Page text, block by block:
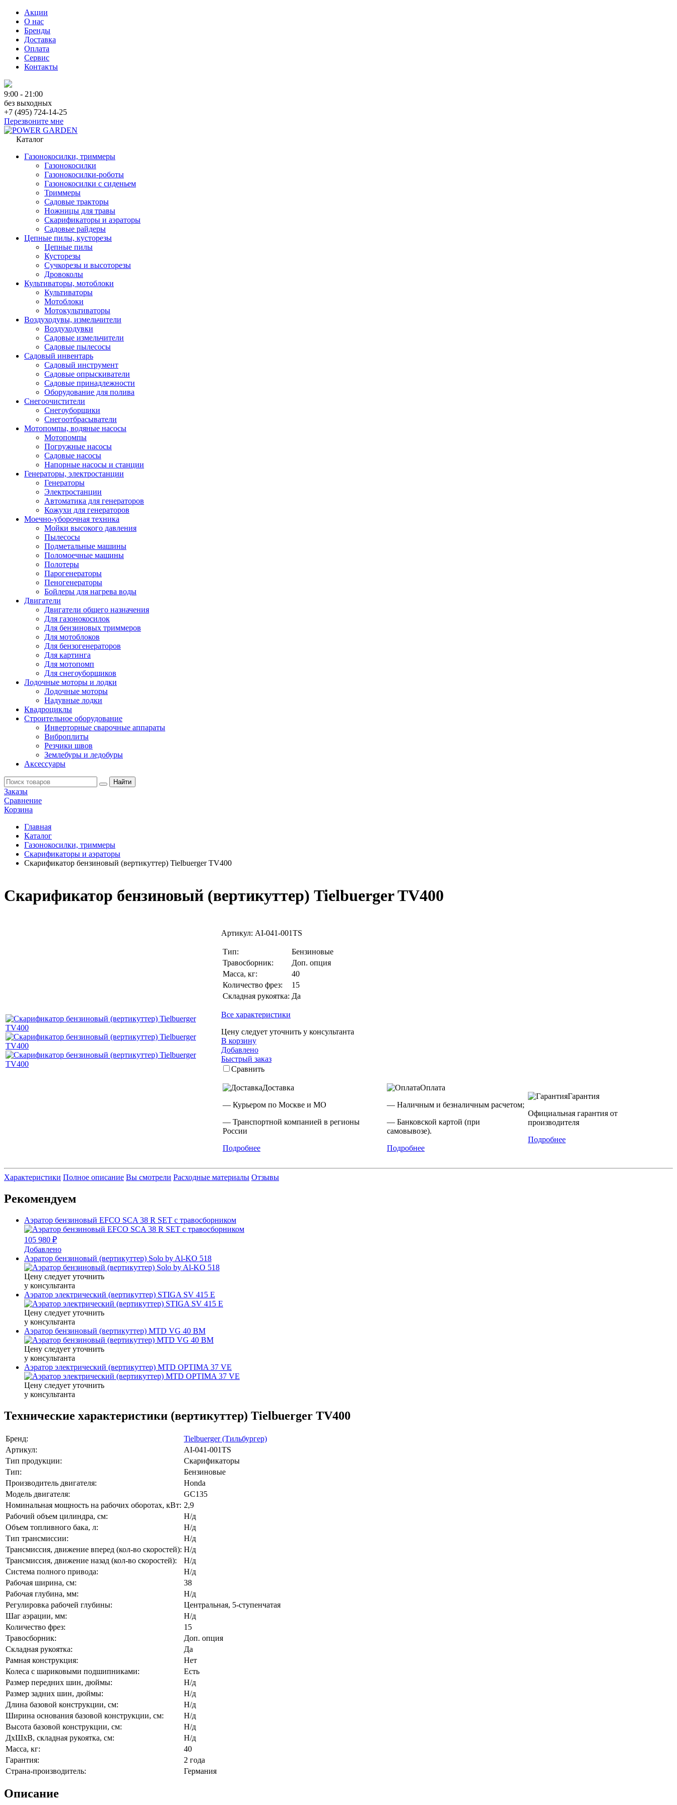
Акции
О нас
Бренды
Доставка
Оплата
Сервис
Контакты
9:00 - 21:00
без выходных
+7 (495) 724-14-25
Перезвоните мне
Каталог
Газонокосилки, триммеры
Газонокосилки
Газонокосилки-роботы
Газонокосилки с сиденьем
Триммеры
Садовые тракторы
Ножницы для травы
Скарификаторы и аэраторы
Садовые райдеры
Цепные пилы, кусторезы
Цепные пилы
Кусторезы
Сучкорезы и высоторезы
Дровоколы
Культиваторы, мотоблоки
Культиваторы
Мотоблоки
Мотокультиваторы
Воздуходувы, измельчители
Воздуходувки
Садовые измельчители
Садовые пылесосы
Садовый инвентарь
Садовый инструмент
Садовые опрыскиватели
Садовые принадлежности
Оборудование для полива
Снегоочистители
Снегоуборщики
Снегоотбрасыватели
Мотопомпы, водяные насосы
Мотопомпы
Погружные насосы
Садовые насосы
Напорные насосы и станции
Генераторы, электростанции
Генераторы
Электростанции
Автоматика для генераторов
Кожухи для генераторов
Моечно-уборочная техника
Мойки высокого давления
Пылесосы
Подметальные машины
Поломоечные машины
Полотеры
Парогенераторы
Пеногенераторы
Бойлеры для нагрева воды
Двигатели
Двигатели общего назначения
Для газонокосилок
Для бензиновых триммеров
Для мотоблоков
Для бензогенераторов
Для картинга
Для мотопомп
Для снегоуборщиков
Лодочные моторы и лодки
Лодочные моторы
Надувные лодки
Квадроциклы
Строительное оборудование
Инверторные сварочные аппараты
Виброплиты
Резчики швов
Землебуры и ледобуры
Аксессуары
Заказы
Сравнение
Корзина
Главная
Каталог
Газонокосилки, триммеры
Скарификаторы и аэраторы
Скарификатор бензиновый (вертикуттер) Tielbuerger TV400
Скарификатор бензиновый (вертикуттер) Tielbuerger TV400
Артикул: AI-041-001TS
Тип:
Бензиновые
Травосборник:
Доп. опция
Масса, кг:
40
Количество фрез:
15
Складная рукоятка: Да
Все характеристики
Цену следует уточнить у консультанта
В корзину
Добавлено
Быстрый заказ
Сравнить
Доставка
— Курьером по Москве и МО
— Транспортной компанией в регионы
России
Подробнее
Оплата
— Наличным и безналичным расчетом;
— Банковской картой (при
самовывозе).
Подробнее
Гарантия
Официальная гарантия от
производителя
Подробнее
Характеристики Полное описание Вы смотрели Расходные материалы Отзывы
Рекомендуем
Аэратор бензиновый EFCO SCA 38 R SET с травосборником
105 980 ₽
Добавлено
Аэратор бензиновый (вертикуттер) Solo by Al-KO 518
Цену следует уточнить
у консультанта
Аэратор электрический (вертикуттер) STIGA SV 415 E
Цену следует уточнить
у консультанта
Аэратор бензиновый (вертикуттер) MTD VG 40 BM
Цену следует уточнить
у консультанта
Аэратор электрический (вертикуттер) MTD OPTIMA 37 VE
Цену следует уточнить
у консультанта
Технические характеристики (вертикуттер) Tielbuerger TV400
Бренд:
Tielbuerger (Тильбургер)
Артикул:
AI-041-001TS
Тип продукции:
Скарификаторы
Тип:
Бензиновые
Производитель двигателя:
Honda
Модель двигателя:
GC135
Номинальная мощность на рабочих оборотах, кВт: 2,9
Рабочий объем цилиндра, см:
Н/д
Объем топливного бака, л:
Н/д
Тип трансмиссии:
Н/д
Трансмиссия, движение вперед (кол-во скоростей): Н/д
Трансмиссия, движение назад (кол-во скоростей):
Н/д
Система полного привода:
Н/д
Рабочая ширина, см:
38
Рабочая глубина, мм:
Н/д
Регулировка рабочей глубины:
Центральная, 5-ступенчатая
Шаг аэрации, мм:
Н/д
Количество фрез:
15
Травосборник:
Доп. опция
Складная рукоятка:
Да
Рамная конструкция:
Нет
Колеса с шариковыми подшипниками:
Есть
Размер передних шин, дюймы:
Н/д
Размер задних шин, дюймы:
Н/д
Длина базовой конструкции, см:
Н/д
Ширина основания базовой конструкции, см:
Н/д
Высота базовой конструкции, см:
Н/д
ДxШxВ, складная рукоятка, см:
Н/д
Масса, кг:
40
Гарантия:
2 года
Страна-производитель:
Германия
Описание